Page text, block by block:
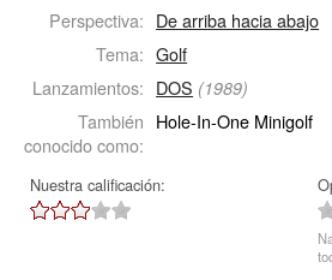
Perspectiva: De arriba hacia abajo
Tema: Golf
Lanzamientos: DOS (1989)
También
conocido como:
Hole-In-One Minigolf
Nuestra calificación: